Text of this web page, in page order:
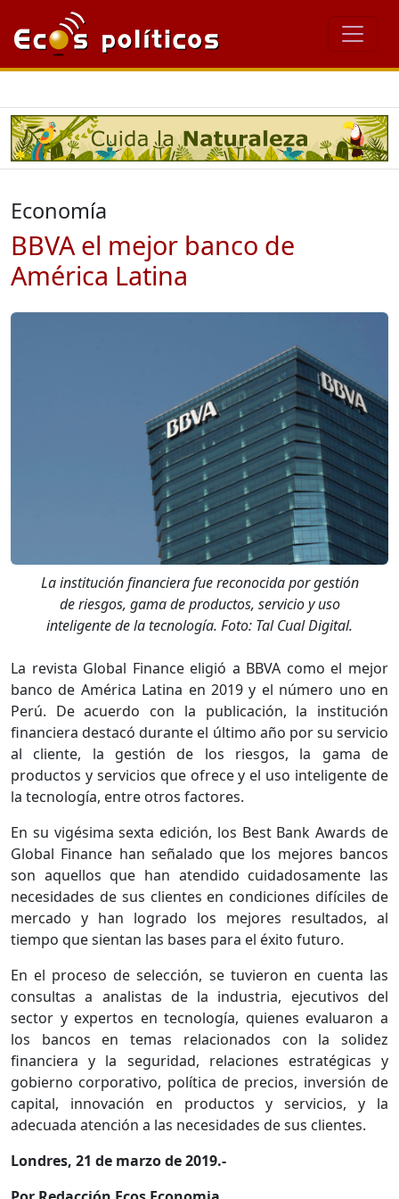
Economía
BBVA el mejor banco de
América Latina
La institución financiera fue reconocida por gestión
de riesgos, gama de productos, servicio y uso
inteligente de la tecnología. Foto: Tal Cual Digital.
La revista Global Finance eligió a BBVA como el mejor
banco de América Latina en 2019 y el número uno en
Perú. De acuerdo con la publicación, la institución
financiera destacó durante el último año por su servicio
al cliente, la gestión de los riesgos, la gama de
productos y servicios que ofrece y el uso inteligente de
la tecnología, entre otros factores.
En su vigésima sexta edición, los Best Bank Awards de
Global Finance han señalado que los mejores bancos
son aquellos que han atendido cuidadosamente las
necesidades de sus clientes en condiciones difíciles de
mercado y han logrado los mejores resultados, al
tiempo que sientan las bases para el éxito futuro.
En el proceso de selección, se tuvieron en cuenta las
consultas a analistas de la industria, ejecutivos del
sector y expertos en tecnología, quienes evaluaron a
los bancos en temas relacionados con la solidez
financiera y la seguridad, relaciones estratégicas y
gobierno corporativo, política de precios, inversión de
capital, innovación en productos y servicios, y la
adecuada atención a las necesidades de sus clientes.
Londres, 21 de marzo de 2019.-